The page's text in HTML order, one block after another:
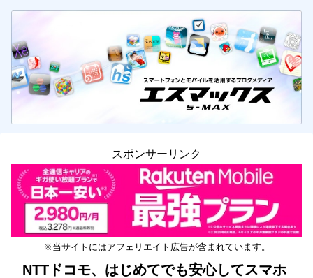
スポンサーリンク
※当サイトにはアフェリエイト広告が含まれています。
NTTドコモ、はじめてでも安心してスマホ